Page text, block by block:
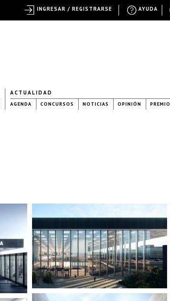
ACTUALIDAD
AGENDA CONCURSOS NOTICIAS OPINIÓN
AYUDA
INGRESAR / REGISTRARSE